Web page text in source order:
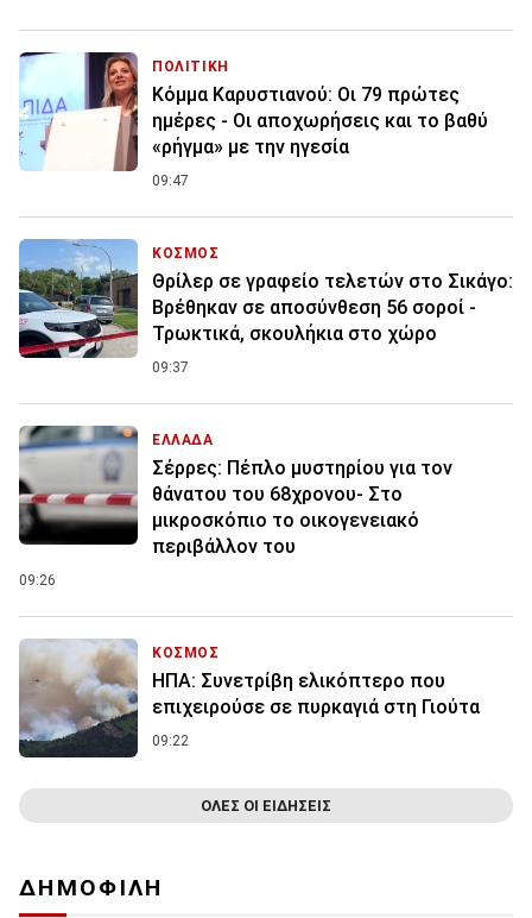
ΠΟΛΙΤΙΚΗ
Κόμμα Καρυστιανού: Οι 79 πρώτες
ημέρες - Οι αποχωρήσεις και το βαθύ
«ρήγμα» με την ηγεσία
09:47
ΚΟΣΜΟΣ
Θρίλερ σε γραφείο τελετών στο Σικάγο:
Βρέθηκαν σε αποσύνθεση 56 σοροί -
Τρωκτικά, σκουλήκια στο χώρο
09:37
ΕΛΛΑΔΑ
Σέρρες: Πέπλο μυστηρίου για τον
θάνατου του 68χρονου- Στο
μικροσκόπιο το οικογενειακό
περιβάλλον του
09:26
ΚΟΣΜΟΣ
ΗΠΑ: Συνετρίβη ελικόπτερο που
επιχειρούσε σε πυρκαγιά στη Γιούτα
09:22
ΟΛΕΣ ΟΙ ΕΙΔΗΣΕΙΣ
ΔΗΜΟΦΙΛΗ